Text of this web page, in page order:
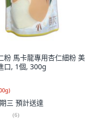
粉 馬卡龍專用杏仁細粉 美
口, 1個, 300g
)
三 預計送達
(6)